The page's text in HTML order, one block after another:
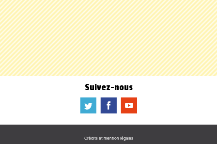
Suivez-nous
a b f
Crédits et mention légales